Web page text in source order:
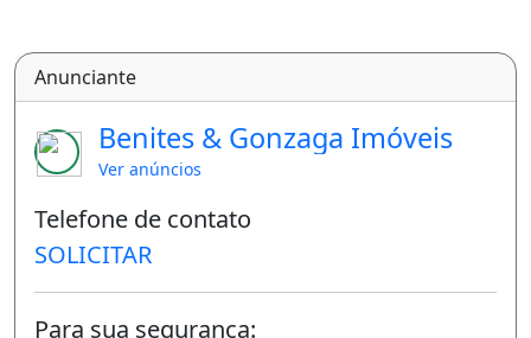
desocupado, aguardando um novo inquilino
para desfrutar de suas comodidades.
As áreas comuns do condomínio incluem um
agradável SPA, onde você poderá relaxar
após um longo dia. A casa está pronta para
receber um novo morador, uma vez que não
personalize de acordo com o seu estilo.
Anunciante
Benites & Gonzaga Imóveis
Ver anúncios
Telefone de contato
SOLICITAR
Para sua segurança: